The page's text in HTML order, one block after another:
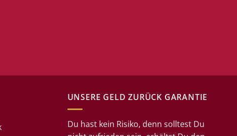
UNSERE GELD ZURÜCK GARANTIE
Du hast kein Risiko, denn solltest Du